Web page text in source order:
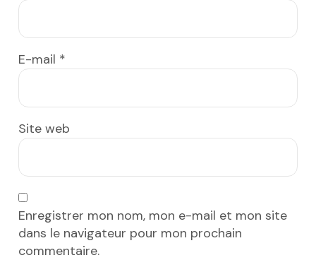
E-mail *
Site web
Enregistrer mon nom, mon e-mail et mon site
dans le navigateur pour mon prochain
commentaire.